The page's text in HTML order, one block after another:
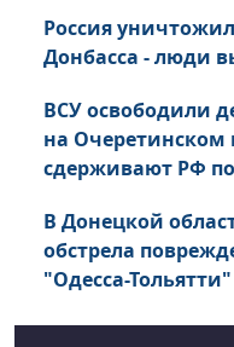
Россия
Донбасса - люди
ВСУ освободили
на Очеретинском
сдерживают РФ
В Донецкой
обстрела
"Одесса-